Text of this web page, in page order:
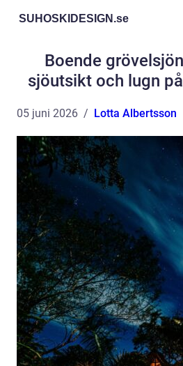
SUHOSKIDESIGN.se
Boende
sjöutsikt och lugn
05 juni 2026 Lotta Albertsson